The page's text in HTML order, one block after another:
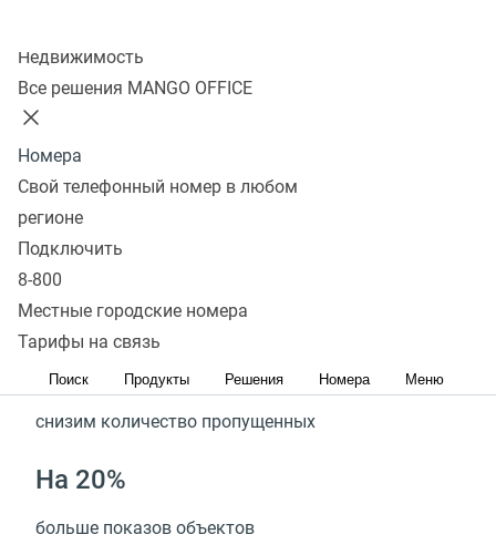
Недвижимость
Все решения MANGO OFFICE
Номера
Свой телефонный номер в любом
регионе
Подключить
8-800
Местные городские номера
Тарифы на связь
Поиск Продукты Решения Номера Меню
Оставить заявку Получить подарок
Благодаря решениям
MANGO OFFICE
В 2 раза
быстрее обработка звонков
На 37%
снизим количество пропущенных
На 20%
больше показов объектов